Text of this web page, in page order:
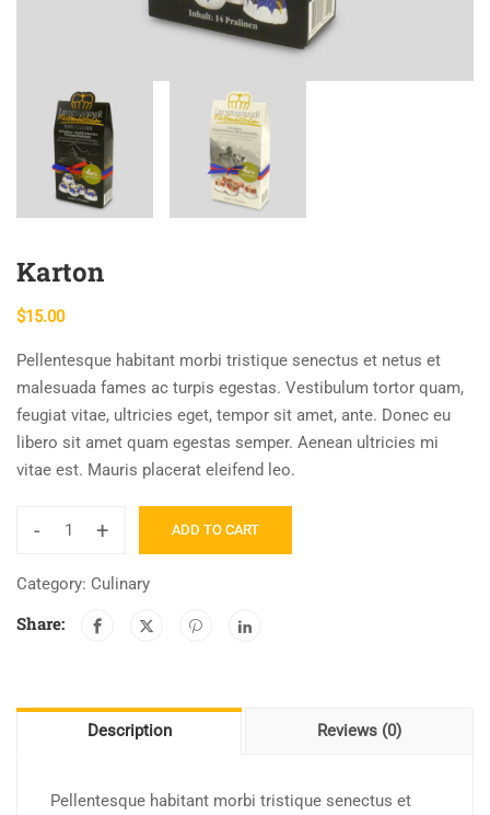
Karton
$15.00
Pellentesque habitant morbi tristique senectus et netus et
malesuada fames ac turpis egestas. Vestibulum tortor quam,
feugiat vitae, ultricies eget, tempor sit amet, ante. Donec eu
libero sit amet quam egestas semper. Aenean ultricies mi
vitae est. Mauris placerat eleifend leo.
-
Karton
+ ADD TO CART
Category: Culinary
Share:
Description Reviews (0)
Pellentesque habitant morbi tristique senectus et